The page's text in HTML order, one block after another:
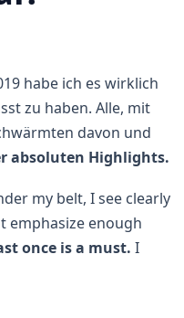
habe ich es wirklich
zu haben. Alle, mit
davon und
absoluten Highlights.
my belt, I see clearly
emphasize enough
once is a must. I